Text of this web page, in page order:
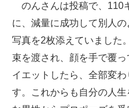
のんさんは投稿で、110
に、減量に成功して別人
写真を2枚添えていました
束を渡され、顔を手で覆
イエットしたら、全部変
す。これからも自分の人